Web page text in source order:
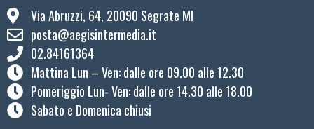
Via Abruzzi, 64, 20090 Segrate MI
posta@aegisintermedia.it
02.84161364
Mattina Lun – Ven: ​dalle ore 09.00 alle 12.30
Pomeriggio Lun- Ven: dalle ore 14.30 alle 18.00
Sabato e Domenica chiusi